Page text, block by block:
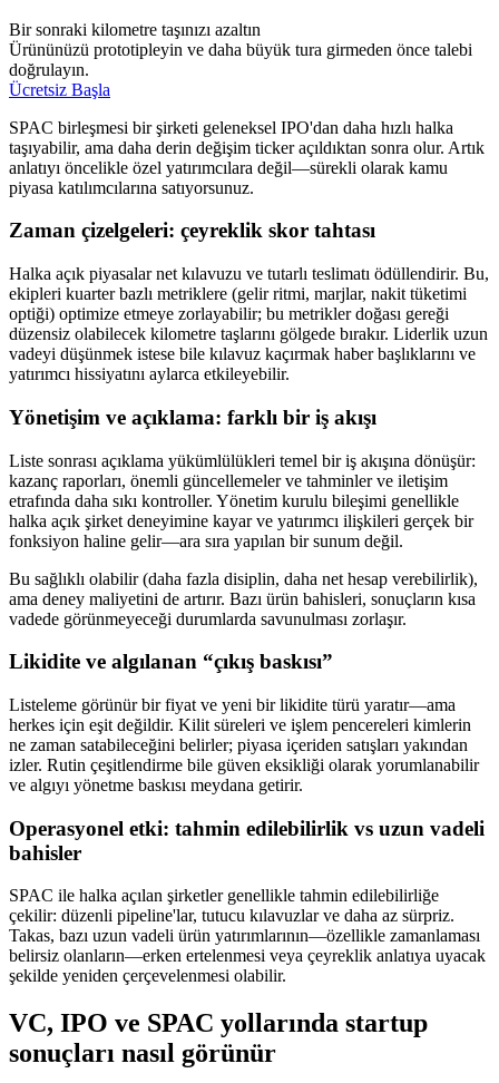
Bir sonraki kilometre taşınızı azaltın
Ürününüzü prototipleyin ve daha büyük tura girmeden önce talebi
doğrulayın.
Ücretsiz Başla
SPAC birleşmesi bir şirketi geleneksel IPO'dan daha hızlı halka
taşıyabilir, ama daha derin değişim ticker açıldıktan sonra olur. Artık
anlatıyı öncelikle özel yatırımcılara değil—sürekli olarak kamu
piyasa katılımcılarına satıyorsunuz.
Zaman çizelgeleri: çeyreklik skor tahtası
Halka açık piyasalar net kılavuzu ve tutarlı teslimatı ödüllendirir. Bu,
ekipleri kuarter bazlı metriklere (gelir ritmi, marjlar, nakit tüketimi
optiği) optimize etmeye zorlayabilir; bu metrikler doğası gereği
düzensiz olabilecek kilometre taşlarını gölgede bırakır. Liderlik uzun
vadeyi düşünmek istese bile kılavuz kaçırmak haber başlıklarını ve
yatırımcı hissiyatını aylarca etkileyebilir.
Yönetişim ve açıklama: farklı bir iş akışı
Liste sonrası açıklama yükümlülükleri temel bir iş akışına dönüşür:
kazanç raporları, önemli güncellemeler ve tahminler ve iletişim
etrafında daha sıkı kontroller. Yönetim kurulu bileşimi genellikle
halka açık şirket deneyimine kayar ve yatırımcı ilişkileri gerçek bir
fonksiyon haline gelir—ara sıra yapılan bir sunum değil.
Bu sağlıklı olabilir (daha fazla disiplin, daha net hesap verebilirlik),
ama deney maliyetini de artırır. Bazı ürün bahisleri, sonuçların kısa
vadede görünmeyeceği durumlarda savunulması zorlaşır.
Likidite ve algılanan “çıkış baskısı”
Listeleme görünür bir fiyat ve yeni bir likidite türü yaratır—ama
herkes için eşit değildir. Kilit süreleri ve işlem pencereleri kimlerin
ne zaman satabileceğini belirler; piyasa içeriden satışları yakından
izler. Rutin çeşitlendirme bile güven eksikliği olarak yorumlanabilir
ve algıyı yönetme baskısı meydana getirir.
Operasyonel etki: tahmin edilebilirlik vs uzun vadeli
bahisler
SPAC ile halka açılan şirketler genellikle tahmin edilebilirliğe
çekilir: düzenli pipeline'lar, tutucu kılavuzlar ve daha az sürpriz.
Takas, bazı uzun vadeli ürün yatırımlarının—özellikle zamanlaması
belirsiz olanların—erken ertelenmesi veya çeyreklik anlatıya uyacak
şekilde yeniden çerçevelenmesi olabilir.
VC, IPO ve SPAC yollarında startup
sonuçları nasıl görünür